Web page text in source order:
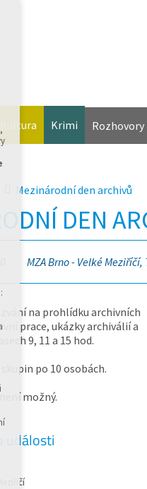
Kultura Krimi Rozhovory
Mezinárodní den archivů
DEN
MZA Brno - Velké
na prohlídku archivních
prace, ukázky archiválií a
9, 11 a 15 hod.
po 10 osobách.
možný.
události